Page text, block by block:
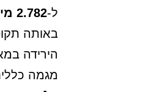
ל-2.782 מיליארד דולר
באותה תקופה ב-2025,
הירידה
מגמה